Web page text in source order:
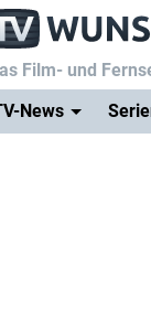
Film- und
News